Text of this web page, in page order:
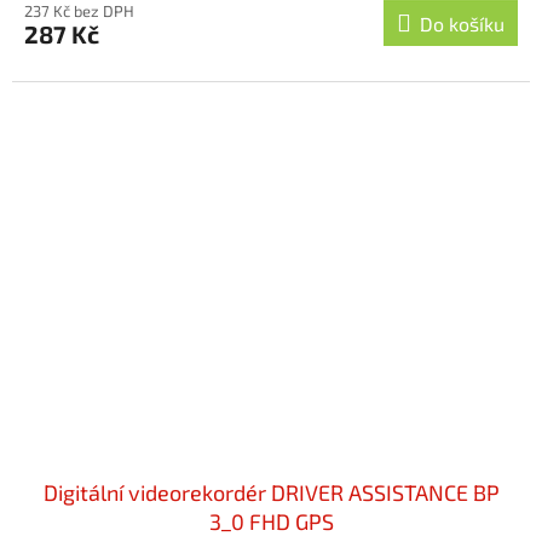
237 Kč bez DPH
287 Kč Do košíku
Digitální videorekordér DRIVER ASSISTANCE BP
3_0 FHD GPS